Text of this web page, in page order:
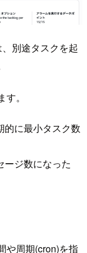
別途タスクを起
。
的に最小タスク数
ージ数になった
や周期(cron)を指